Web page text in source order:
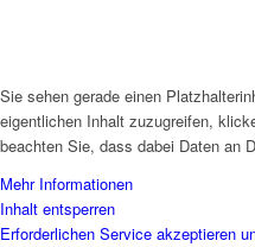
Sie sehen gerade einen
eigentlichen Inhalt zuzugreifen,
beachten Sie, dass dabei Daten an
Mehr Informationen
Inhalt entsperren
Erforderlichen Service akzeptieren